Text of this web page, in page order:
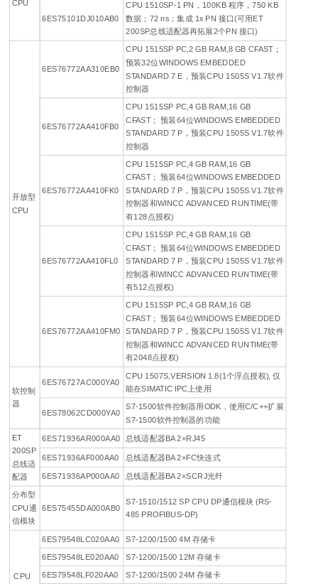
CPU
6ES75101DJ010AB0
CPU 1510SP-1 PN，100KB 程序，750 KB
数据；72 ns；集成 1x PN 接口(可用ET
200SP总线适配器再拓展2个PN 接口)
开放型
CPU
6ES76772AA310EB0
CPU 1515SP PC,2 GB RAM,8 GB CFAST；
预装32位WINDOWS EMBEDDED
STANDARD 7 E，预装CPU 1505S V1.7软件
控制器
6ES76772AA410FB0
CPU 1515SP PC,4 GB RAM,16 GB
CFAST； 预装64位WINDOWS EMBEDDED
STANDARD 7 P，预装CPU 1505S V1.7软件
控制器
6ES76772AA410FK0
CPU 1515SP PC,4 GB RAM,16 GB
CFAST； 预装64位WINDOWS EMBEDDED
STANDARD 7 P，预装CPU 1505S V1.7软件
控制器和WINCC ADVANCED RUNTIME(带
有128点授权)
6ES76772AA410FL0
CPU 1515SP PC,4 GB RAM,16 GB
CFAST； 预装64位WINDOWS EMBEDDED
STANDARD 7 P，预装CPU 1505S V1.7软件
控制器和WINCC ADVANCED RUNTIME(带
有512点授权)
6ES76772AA410FM0
CPU 1515SP PC,4 GB RAM,16 GB
CFAST； 预装64位WINDOWS EMBEDDED
STANDARD 7 P，预装CPU 1505S V1.7软件
控制器和WINCC ADVANCED RUNTIME(带
有2048点授权)
软控制
器
6ES76727AC000YA0
CPU 1507S,VERSION 1.8(1个浮点授权), 仅
能在SIMATIC IPC上使用
6ES78062CD000YA0
S7-1500软件控制器用ODK，使用C/C++扩展
S7-1500软件控制器的功能
ET
200SP
总线适
配器
6ES71936AR000AA0 总线适配器BA 2×RJ45
6ES71936AF000AA0 总线适配器BA 2×FC快连式
6ES71936AP000AA0 总线适配器BA 2×SCRJ光纤
分布型
CPU通
信模块
6ES75455DA000AB0
S7-1510/1512 SP CPU DP通信模块 (RS-
485 PROFIBUS-DP)
CPU
6ES79548LC020AA0
S7-1200/1500 4M 存储卡
6ES79548LE020AA0
S7-1200/1500 12M 存储卡
6ES79548LF020AA0
S7-1200/1500 24M 存储卡